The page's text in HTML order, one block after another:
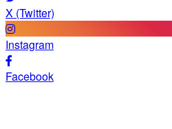
X (Twitter)
Instagram
Facebook